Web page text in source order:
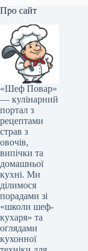
Про сайт
«Шеф Повар»
— кулінарний
портал з
рецептами
страв з
овочів,
випічки та
домашньої
кухні. Ми
ділимося
порадами зі
«школи шеф-
кухаря» та
оглядами
кухонної